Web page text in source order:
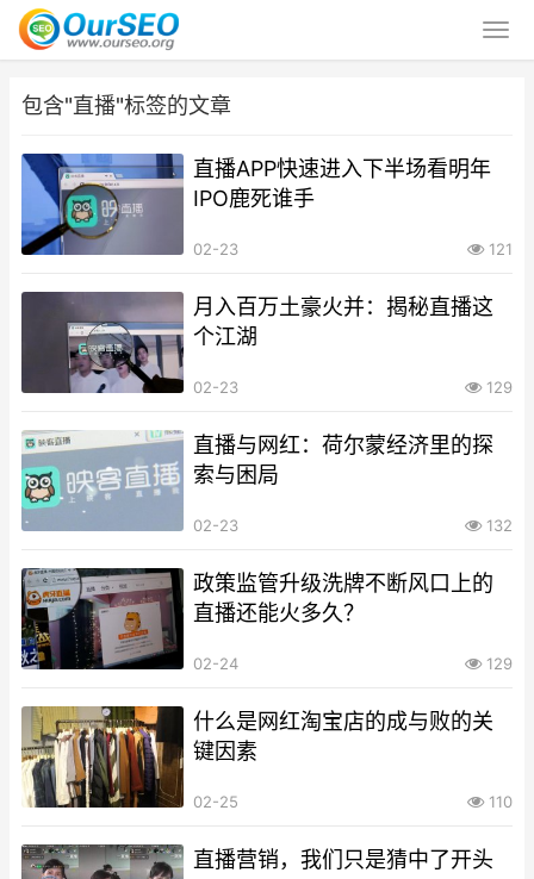
包含"直播"标签的文章
直播APP快速进入下半场看明年
IPO鹿死谁手
02-23 121
月入百万土豪火并：揭秘直播这
个江湖
02-23 129
直播与网红：荷尔蒙经济里的探
索与困局
02-23 132
政策监管升级洗牌不断风口上的
直播还能火多久？
02-24 129
什么是网红淘宝店的成与败的关
键因素
02-25 110
直播营销，我们只是猜中了开头